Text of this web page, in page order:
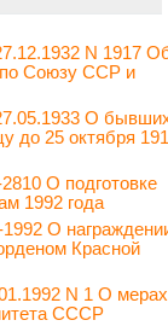
N 1917
по Союзу ССР и
О
до 25 октября
О подготовке
1992 года
О
Красной
N 1 О
СССР